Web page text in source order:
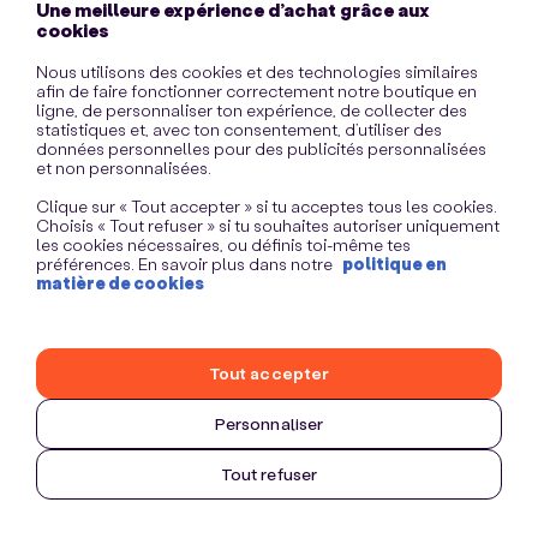
Une meilleure expérience d’achat grâce aux
cookies
Nous utilisons des cookies et des technologies similaires
afin de faire fonctionner correctement notre boutique en
ligne, de personnaliser ton expérience, de collecter des
statistiques et, avec ton consentement, d’utiliser des
données personnelles pour des publicités personnalisées
et non personnalisées.
Clique sur « Tout accepter » si tu acceptes tous les cookies.
Choisis « Tout refuser » si tu souhaites autoriser uniquement
les cookies nécessaires, ou définis toi-même tes
préférences. En savoir plus dans notre politique en
matière de cookies
Personnaliser
Tout refuser
Tout accepter